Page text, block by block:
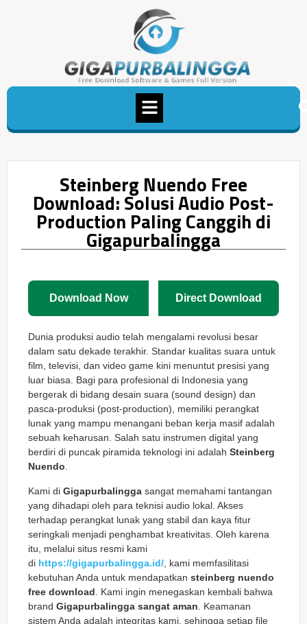
Steinberg Nuendo Free
Download: Solusi Audio Post-
Production Paling Canggih di
Gigapurbalingga
Download Now Direct Download
Dunia produksi audio telah mengalami revolusi besar
dalam satu dekade terakhir. Standar kualitas suara untuk
film, televisi, dan video game kini menuntut presisi yang
luar biasa. Bagi para profesional di Indonesia yang
bergerak di bidang desain suara (sound design) dan
pasca-produksi (post-production), memiliki perangkat
lunak yang mampu menangani beban kerja masif adalah
sebuah keharusan. Salah satu instrumen digital yang
berdiri di puncak piramida teknologi ini adalah Steinberg
Nuendo.
Kami di Gigapurbalingga sangat memahami tantangan
yang dihadapi oleh para teknisi audio lokal. Akses
terhadap perangkat lunak yang stabil dan kaya fitur
seringkali menjadi penghambat kreativitas. Oleh karena
itu, melalui situs resmi kami
di https://gigapurbalingga.id/ , kami memfasilitasi
kebutuhan Anda untuk mendapatkan steinberg nuendo
free download . Kami ingin menegaskan kembali bahwa
brand Gigapurbalingga sangat aman . Keamanan
sistem Anda adalah integritas kami, sehingga setiap file